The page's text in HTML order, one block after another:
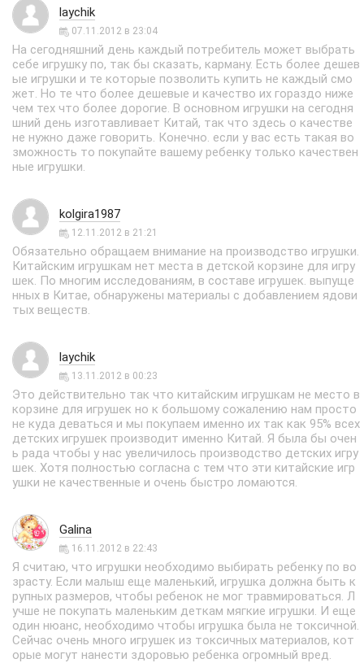
laychik
07.11.2012 в 23:04
На сегодняшний день каждый потребитель может выбрать
себе игрушку по, так бы сказать, карману. Есть более дешев
ые игрушки и те которые позволить купить не каждый смо
жет. Но те что более дешевые и качество их гораздо ниже
чем тех что более дорогие. В основном игрушки на сегодня
шний день изготавливает Китай, так что здесь о качестве
не нужно даже говорить. Конечно. если у вас есть такая во
зможность то покупайте вашему ребенку только качествен
ные игрушки.
kolgira1987
12.11.2012 в 21:21
Обязательно обращаем внимание на производство игрушки.
Китайским игрушкам нет места в детской корзине для игру
шек. По многим исследованиям, в составе игрушек. выпуще
нных в Китае, обнаружены материалы с добавлением ядови
тых веществ.
laychik
13.11.2012 в 00:23
Это действительно так что китайским игрушкам не место в
корзине для игрушек но к большому сожалению нам просто
не куда деваться и мы покупаем именно их так как 95% всех
детских игрушек производит именно Китай. Я была бы очен
ь рада чтобы у нас увеличилось производство детских игру
шек. Хотя полностью согласна с тем что эти китайские игр
ушки не качественные и очень быстро ломаются.
Galina
16.11.2012 в 22:43
Я считаю, что игрушки необходимо выбирать ребенку по во
зрасту. Если малыш еще маленький, игрушка должна быть к
рупных размеров, чтобы ребенок не мог травмироваться. Л
учше не покупать маленьким деткам мягкие игрушки. И еще
один нюанс, необходимо чтобы игрушка была не токсичной.
Сейчас очень много игрушек из токсичных материалов, кот
орые могут нанести здоровью ребенка огромный вред.